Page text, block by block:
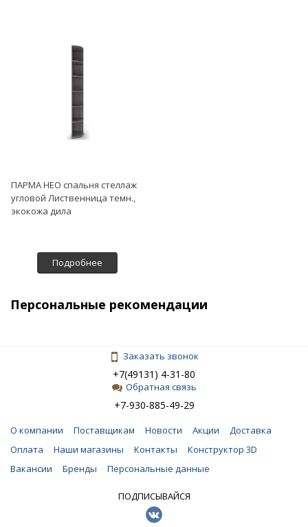
ПАРМА НЕО спальня стеллаж
угловой Лиственница темн.,
экокожа дила
Подробнее
Персональные рекомендации
Заказать звонок
+7(49131) 4-31-80
Обратная связь
+7-930-885-49-29
О компании Поставщикам Новости Акции
Доставка
Оплата
Наши магазины Контакты
Конструктор 3D
Вакансии
Бренды Персональные данные
ПОДПИСЫВАЙСЯ